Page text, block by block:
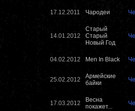
17.12.2011 Чародеи
14.01.2012
Старый
Старый
Новый Год
04.02.2012 Men In Black
25.02.2012
Армейские
байки
17.03.2012
Весна
покажет...